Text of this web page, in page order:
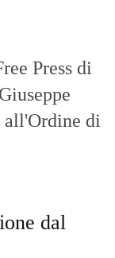
Press di
di
dal